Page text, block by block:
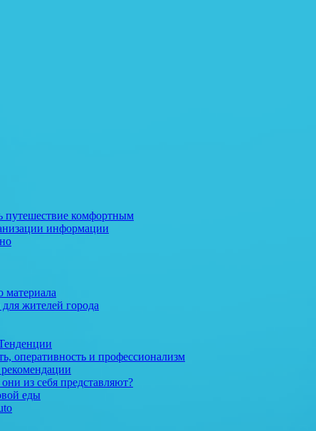
путешествие комфортным
информации
материала
жителей города
оперативность и профессионализм
из себя представляют?
еды